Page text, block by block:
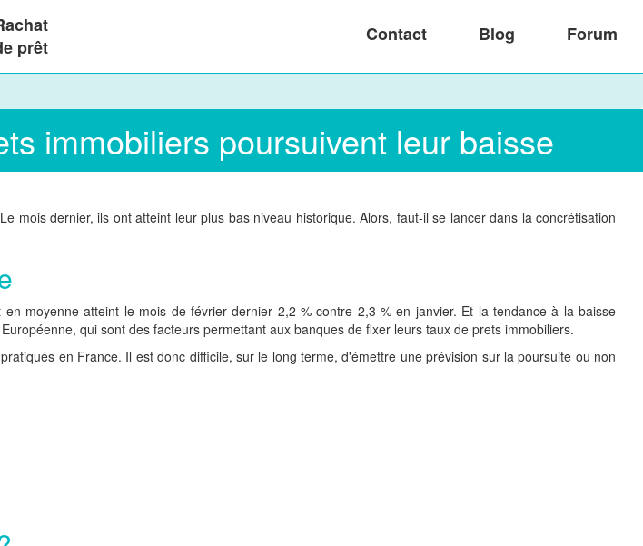
prêt
Contact Blog Forum
immobiliers poursuivent leur baisse
mois dernier, ils ont atteint leur plus bas niveau historique. Alors, faut-il se lancer dans la concrétisation
moyenne atteint le mois de février dernier 2,2 % contre 2,3 % en janvier. Et la tendance à la baisse
qui sont des facteurs permettant aux banques de fixer leurs taux de prets immobiliers.
en France. Il est donc difficile, sur le long terme, d'émettre une prévision sur la poursuite ou non